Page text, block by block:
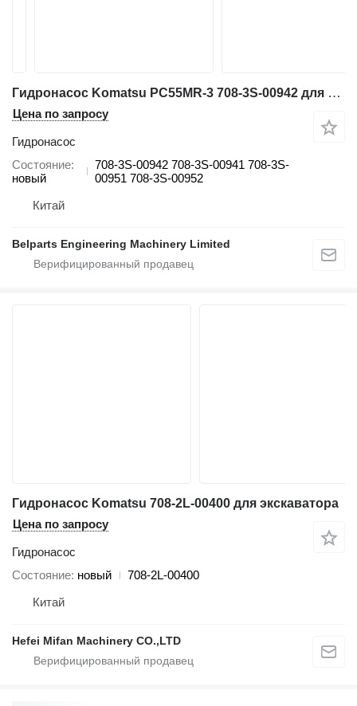
Гидронасос Komatsu PC55MR-3 708-3S-00942 для строительной техники Komatsu
Цена по запросу
Гидронасос
Состояние
новый
708-3S-00942 708-3S-00941 708-3S-
00951 708-3S-00952
Китай
Belparts Engineering Machinery Limited
Гидронасос Komatsu 708-2L-00400 для экскаватора
Цена по запросу
Гидронасос
Состояние новый
708-2L-00400
Китай
Hefei Mifan Machinery CO.,LTD